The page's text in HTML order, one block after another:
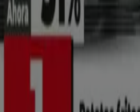
APP